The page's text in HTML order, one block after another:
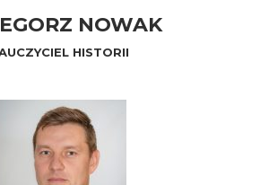
NOWAK
HISTORII